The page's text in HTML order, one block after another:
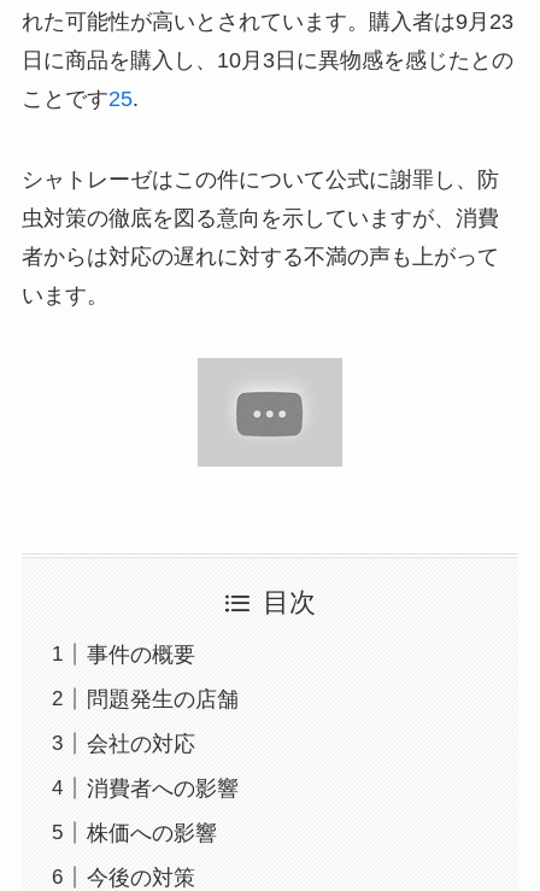
れた可能性が高いとされています。購入者は9月23
日に商品を購入し、10月3日に異物感を感じたとの
ことです25.
シャトレーゼはこの件について公式に謝罪し、防
虫対策の徹底を図る意向を示していますが、消費
者からは対応の遅れに対する不満の声も上がって
います。
目次
事件の概要
問題発生の店舗
会社の対応
消費者への影響
株価への影響
今後の対策